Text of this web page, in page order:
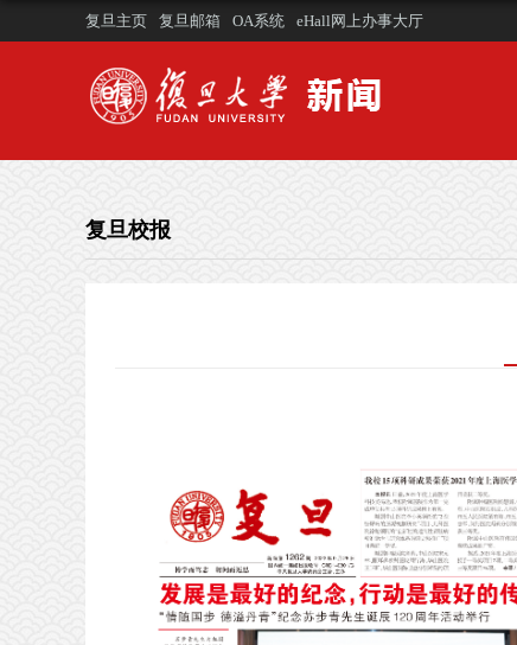
复旦主页 复旦邮箱 OA系统 eHall网上办事大厅
复旦校报